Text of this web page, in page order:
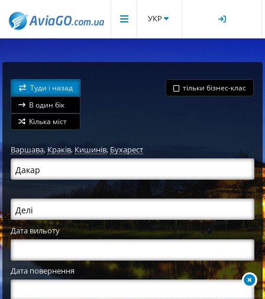
УКР
Туди і назад
В один бік
Кілька міст
тільки бізнес-клас
Варшава,Краків,Кишинів,Бухарест
Дата вильоту
Дата повернення